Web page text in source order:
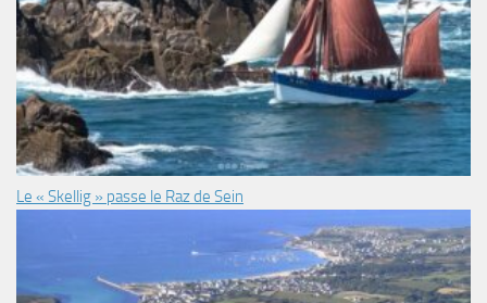
Le « Skellig » passe le Raz de Sein